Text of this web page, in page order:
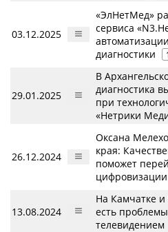
03.12.2025
«ЭлНетМед»
сервиса
диагностики
29.01.2025
В
диагностика
при
«Нетрики
26.12.2024
Оксана
края:
поможет
цифровизации
13.08.2024
На Камчатке и
есть
телевидением